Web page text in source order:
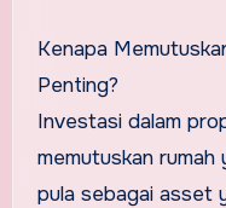
Kenapa
Penting?
Investasi dalam
memutuskan rumah
pula sebagai asset